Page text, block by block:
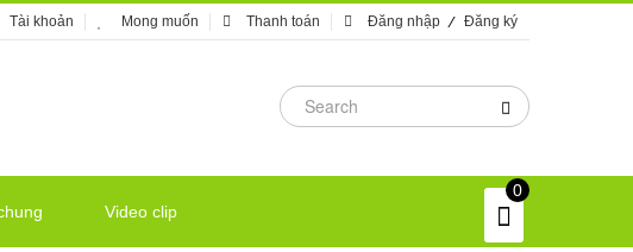
Tài khoản Mong muốn Thanh toán Đăng nhập Đăng ký
Video clip
0